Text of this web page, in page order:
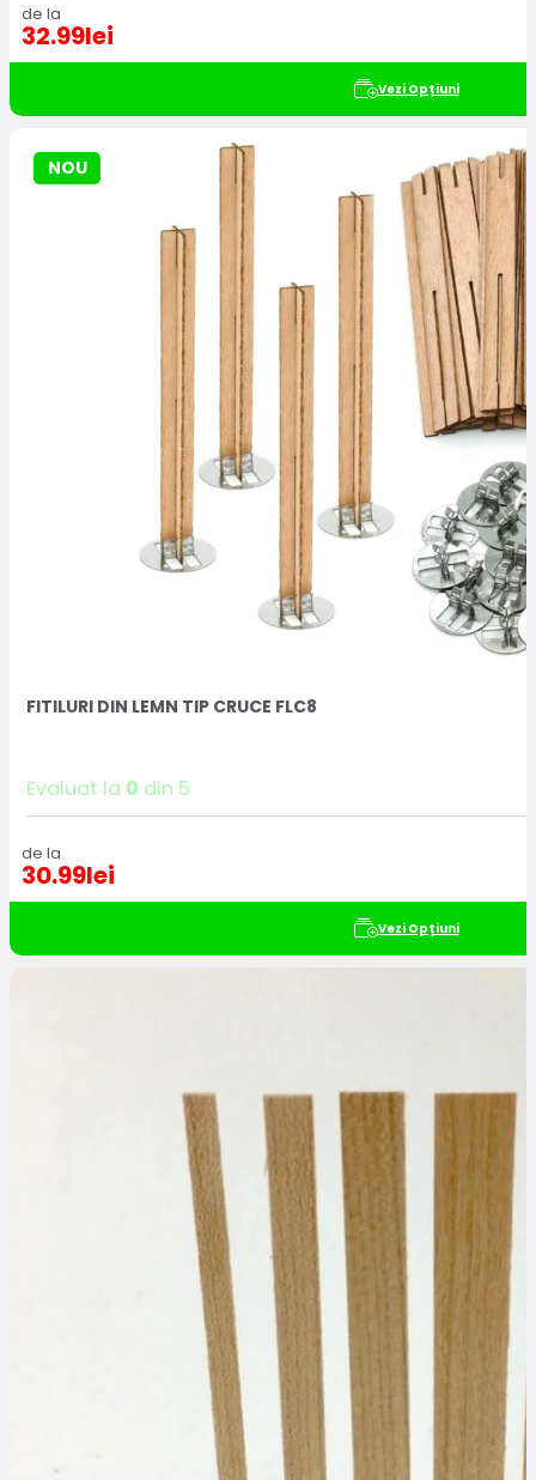
de la
32.99lei
Vezi Opțiuni
NOU
FITILURI DIN LEMN TIP CRUCE FLC8
Evaluat la 0 din 5
de la
30.99lei
Vezi Opțiuni